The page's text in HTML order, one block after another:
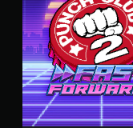
d
a
r
d
E
d
i
t
レ
イ
中
の
エ
フ
ェ
ク
ト
ボ
タ
ン
を
連
打
し
た
ピ
ー
ド
を
落
と
し
、
ゆ